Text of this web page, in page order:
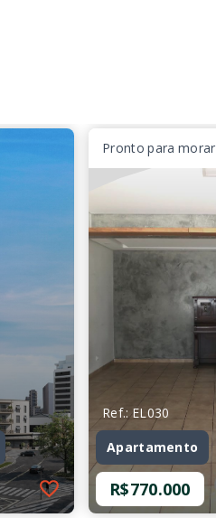
Pronto para morar
Ref.: EL030
Apartamento
R$770.000